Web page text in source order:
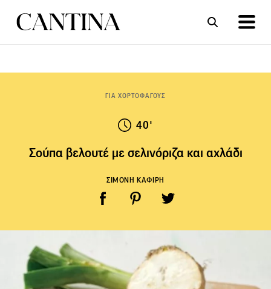
ΓΙΑ ΧΟΡΤΟΦΑΓΟΥΣ
40'
Σούπα βελουτέ με σελινόριζα και αχλάδι
ΣΙΜΟΝΗ ΚΑΦΙΡΗ